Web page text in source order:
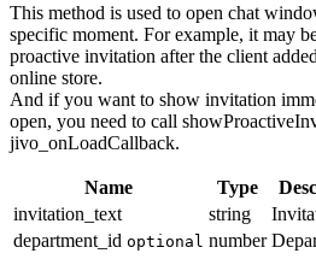
This method is used to open chat
specific moment. For example, it may
proactive invitation after the client
online store.
And if you want to show invitation
open, you need to call
jivo_onLoadCallback.
Name Type
invitation_text
string
department_id optional number